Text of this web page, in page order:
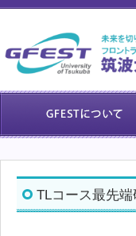
TLコース最先